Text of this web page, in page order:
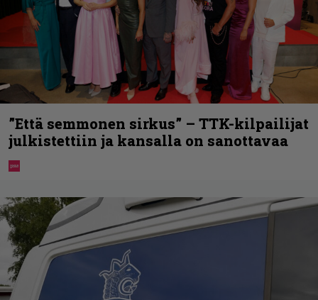
”Että semmonen sirkus” – TTK-kilpailijat
julkistettiin ja kansalla on sanottavaa